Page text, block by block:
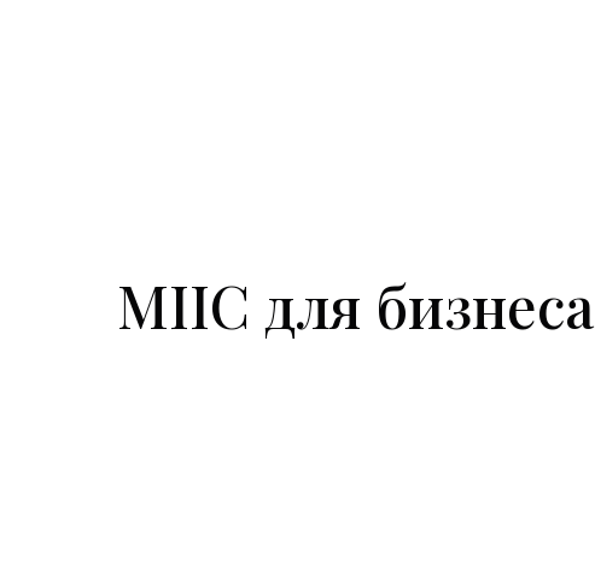
МІІС для бизнеса